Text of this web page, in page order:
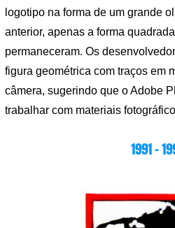
logotipo na forma de um grande
anterior, apenas a forma
permaneceram. Os
figura geométrica com traços em
câmera, sugerindo que o Adobe
trabalhar com materiais
1991 –